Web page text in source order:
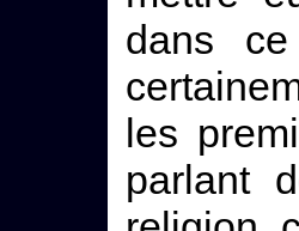
dans
les
parlant